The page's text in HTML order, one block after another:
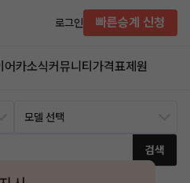
로그인 빠른승계 신청
어카소식커뮤니티 가격표제원
검색